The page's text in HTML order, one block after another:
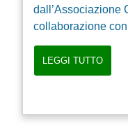
dall’Associazione
collaborazione
LEGGI TUTTO